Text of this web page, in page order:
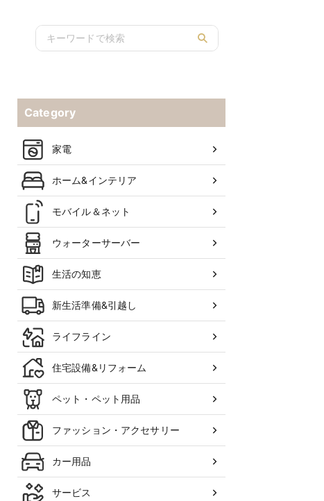
Category
家電
ホーム&インテリア
モバイル＆ネット
ウォーターサーバー
生活の知恵
新生活準備&引越し
ライフライン
住宅設備&リフォーム
ペット・ペット用品
ファッション・アクセサリー
カー用品
サービス